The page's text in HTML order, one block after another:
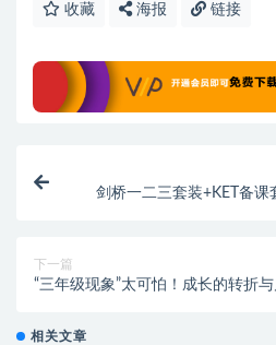
收藏 海报 链接
剑桥一二三套装+KET备课
下一篇
“三年级现象”太可怕！成长的转折
相关文章